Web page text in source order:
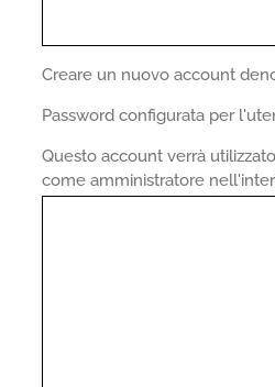
Creare un nuovo account
Password configurata per
Questo account verrà
come amministratore